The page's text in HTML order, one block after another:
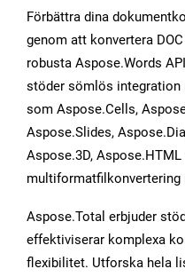
Förbättra dina
genom att konvertera
robusta Aspose.Words
stöder sömlös integration
som Aspose.Cells,
Aspose.Slides,
Aspose.3D,
multiformatfilkonvertering
Aspose.Total erbjuder
effektiviserar komplexa
flexibilitet. Utforska hela